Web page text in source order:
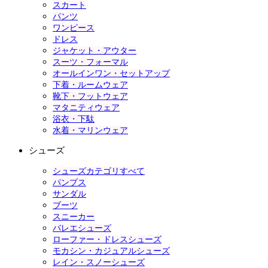
スカート
パンツ
ワンピース
ドレス
ジャケット・アウター
スーツ・フォーマル
オールインワン・セットアップ
下着・ルームウェア
靴下・フットウェア
マタニティウェア
浴衣・下駄
水着・マリンウェア
シューズ
シューズカテゴリすべて
パンプス
サンダル
ブーツ
スニーカー
バレエシューズ
ローファー・ドレスシューズ
モカシン・カジュアルシューズ
レイン・スノーシューズ